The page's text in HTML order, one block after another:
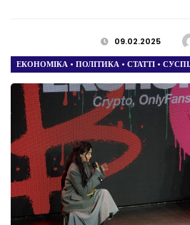
09.02.2025
ЕКОНОМІКА • ПОЛІТИКА • СТАТТІ •